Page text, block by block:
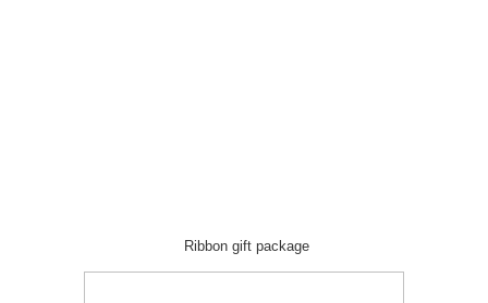
Ribbon gift package